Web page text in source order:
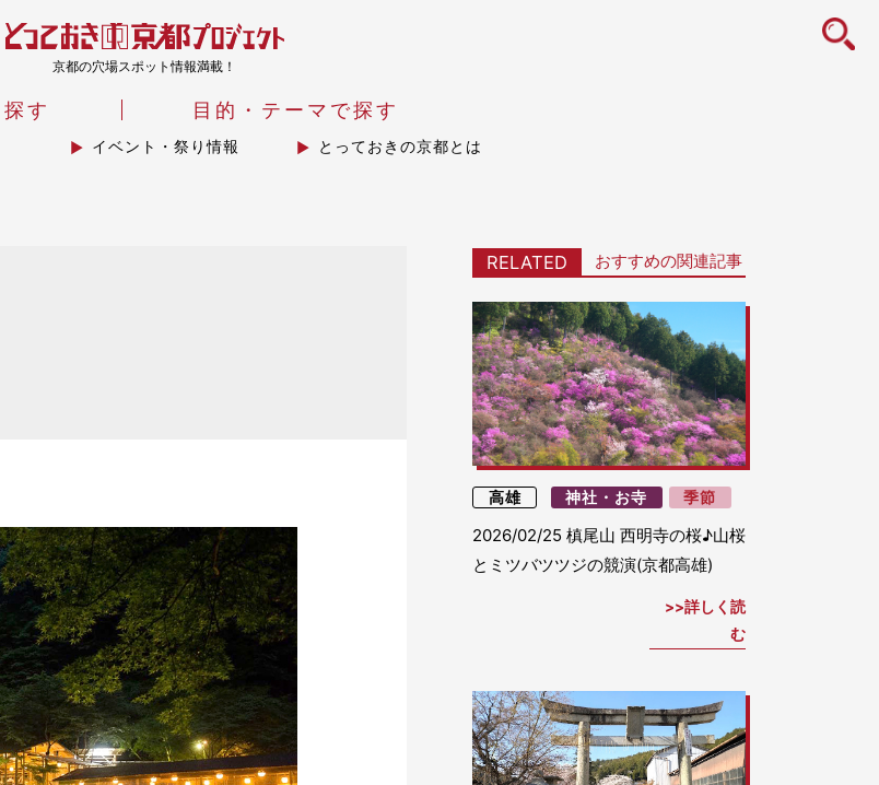
icon
京都の穴場スポット情報満載！
す 目的・テーマで探す
イベント・祭り情報 とっておきの京都とは
RELATED おすすめの関連記事
高雄 神社・お寺 季節
2026/02/25 槙尾山 西明寺の桜♪山桜
とミツバツツジの競演(京都高雄)
詳しく読
む